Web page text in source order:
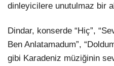
dinleyicilere unutulmaz bir
Dindar, konserde “Hiç”,
Ben Anlatamadum”,
gibi Karadeniz müziğinin